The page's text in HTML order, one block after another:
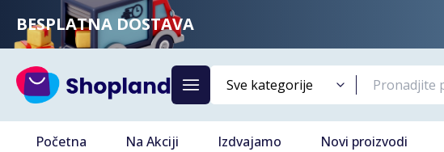
BESPLATNA DOSTAVA
Početna Na Akciji Izdvajamo Novi proizvodi